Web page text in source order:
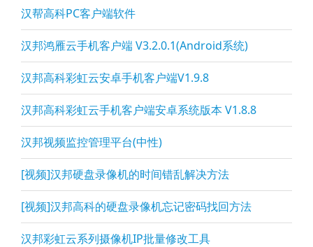
汉帮高科PC客户端软件
汉邦鸿雁云手机客户端 V3.2.0.1(Android系统)
汉邦高科彩虹云安卓手机客户端V1.9.8
汉邦高科彩虹云手机客户端安卓系统版本 V1.8.8
汉邦视频监控管理平台(中性)
[视频]汉邦硬盘录像机的时间错乱解决方法
[视频]汉邦高科的硬盘录像机忘记密码找回方法
汉邦彩虹云系列摄像机IP批量修改工具